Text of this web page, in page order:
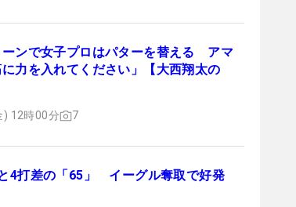
ーンで女子プロはパターを替える アマ
力を入れてください」【大西翔太の
) 12時00分 7
4打差の「65」 イーグル奪取で好発